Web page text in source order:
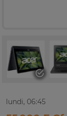
lundi, 06:45